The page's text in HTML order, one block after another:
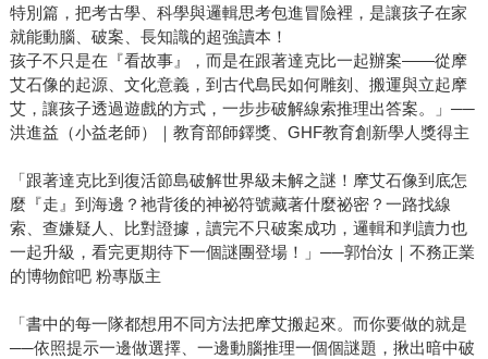
特別篇，把考古學、科學與邏輯思考包進冒險裡，是讓孩子在家
就能動腦、破案、長知識的超強讀本！
孩子不只是在『看故事』，而是在跟著達克比一起辦案——從摩
艾石像的起源、文化意義，到古代島民如何雕刻、搬運與立起摩
艾，讓孩子透過遊戲的方式，一步步破解線索推理出答案。」──
洪進益（小益老師）｜教育部師鐸獎、GHF教育創新學人獎得主
「跟著達克比到復活節島破解世界級未解之謎！摩艾石像到底怎
麼『走』到海邊？祂背後的神祕符號藏著什麼祕密？一路找線
索、查嫌疑人、比對證據，讀完不只破案成功，邏輯和判讀力也
一起升級，看完更期待下一個謎團登場！」──郭怡汝｜不務正業
的博物館吧 粉專版主
「書中的每一隊都想用不同方法把摩艾搬起來。而你要做的就是
──依照提示一邊做選擇、一邊動腦推理一個個謎題，揪出暗中破